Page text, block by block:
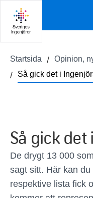
Startsida Opinion,
Så gick det i
Så gick
De drygt 13 000
sagt sitt. Här kan
respektive lista fick